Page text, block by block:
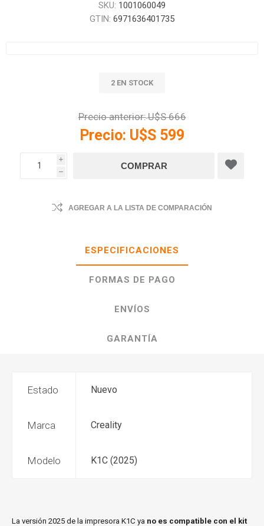
SKU: 1001060049
GTIN: 6971636401735
2 EN STOCK
Precio anterior:U$S 666
Precio: U$S 599
i
h
AGREGAR A LA LISTA DE COMPARACIÓN
ESPECIFICACIONES
FORMAS DE PAGO
ENVÍOS
GARANTÍA
Estado Nuevo
Marca Creality
Modelo K1C (2025)
La versión 2025 de la impresora K1C ya no es compatible con el kit